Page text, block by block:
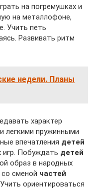
на погремушках и
на металлофоне,
Учить петь
Развивать ритм
недели. Планы
характер
легкими пружинными
впечатления детей
игр. Побуждать детей
образ в народных
сменой частей
ориентироваться